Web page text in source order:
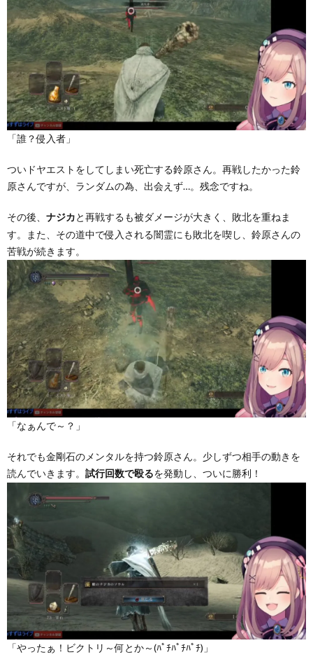
「誰？侵入者」
ついドヤエストをしてしまい死亡する鈴原さん。再戦したかった鈴
原さんですが、ランダムの為、出会えず…。残念ですね。
その後、 ナジカ と再戦するも被ダメージが大きく、敗北を重ねま
す。また、その道中で侵入される闇霊にも敗北を喫し、鈴原さんの
苦戦が続きます。
「なぁんで～？」
それでも金剛石のメンタルを持つ鈴原さん。少しずつ相手の動きを
読んでいきます。 試行回数で殴るを発動し、ついに勝利！
「やったぁ！ビクトリ～何とか～(ﾊﾟﾁﾊﾟﾁﾊﾟﾁ)」